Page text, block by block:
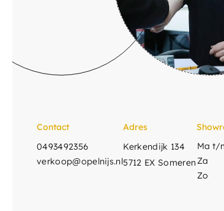
Contact
0493492356
verkoop@opelnijs.nl
Adres
Kerkendijk 134
5712 EX Someren
Ma t/
Za
Zo